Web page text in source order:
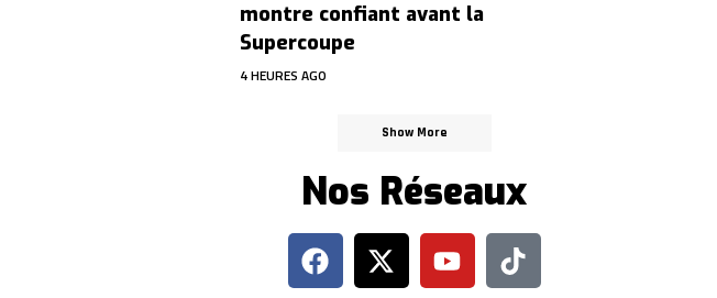
montre confiant avant la
Supercoupe
4 HEURES AGO
Show More
Nos Réseaux